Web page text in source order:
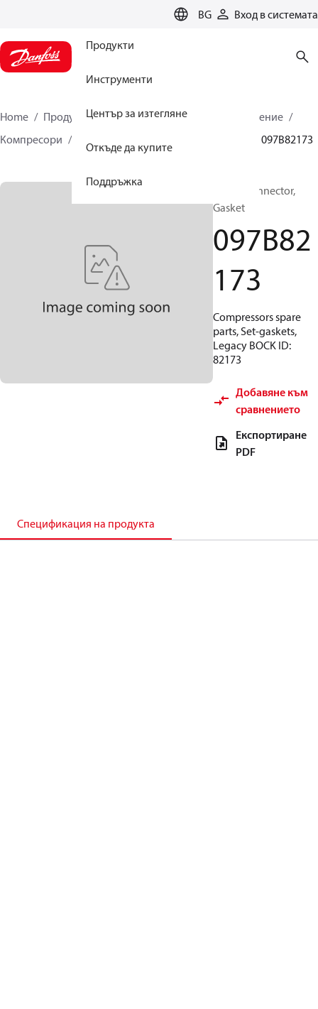
BG Вход в системата
Продукти
Инструменти
Център за изтегляне
Откъде да купите
Поддръжка
Home Продукти
Климатични решения за отопление
Компресори
097B82173
BOCK, Connector,
Gasket
097B82
173
Compressors spare
parts, Set-gaskets,
Legacy BOCK ID:
82173
Добавяне към
сравнението
Експортиране
PDF
Спецификация на продукта